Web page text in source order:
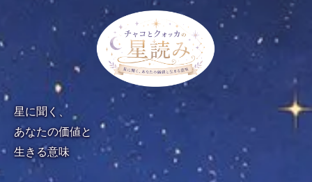
星に聞く、
あなたの価値と
生きる意味